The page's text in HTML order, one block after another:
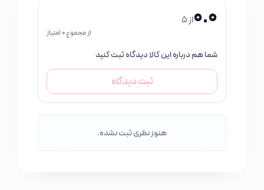
0.0از 5
از مجموع 0 امتیاز
شما هم درباره این کالا دیدگاه ثبت کنید
ثبت دیدگاه
هنوز نظری ثبت نشده.